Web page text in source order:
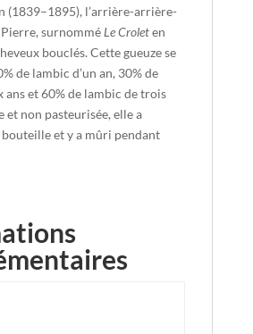
(1839–1895), l’arrière-arrière-
surnommé Le Croleten
bouclés. Cette gueuze se
de lambic d’un an, 30% de
ans et 60% de lambic de trois
et non pasteurisée, elle a
et y a mûri pendant